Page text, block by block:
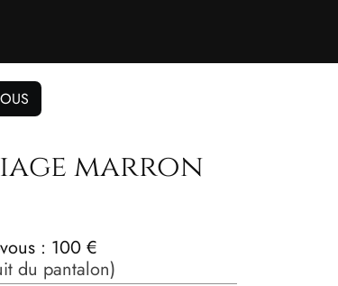
marron
: 100 €
du pantalon)